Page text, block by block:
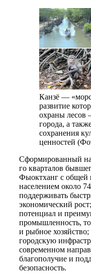
Канзё —
развитие
охраны лесов
города, а
сохранения
ценностей
Сформированный на
го кварталов
Фыоктханг с общей
населением около
поддерживать
экономический
потенциал и
промышленность,
и рыбное
городскую
современном
благополучие и
безопасность.